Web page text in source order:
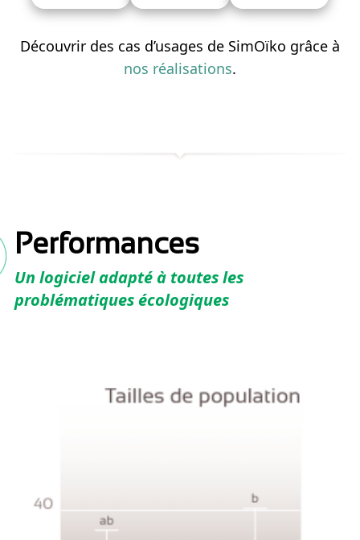
Découvrir des cas d’usages de SimOïko grâce à
nos réalisations.
Performances
Un logiciel adapté à toutes les
problématiques écologiques